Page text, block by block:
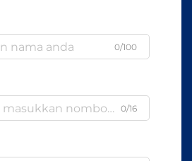
0/100
0/16